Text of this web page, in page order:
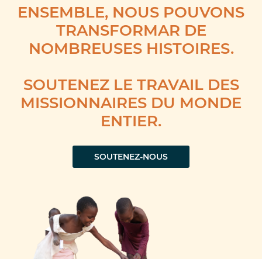
ENSEMBLE, NOUS POUVONS
TRANSFORMAR DE
NOMBREUSES HISTOIRES.
SOUTENEZ LE TRAVAIL DES
MISSIONNAIRES DU MONDE
ENTIER.
SOUTENEZ-NOUS